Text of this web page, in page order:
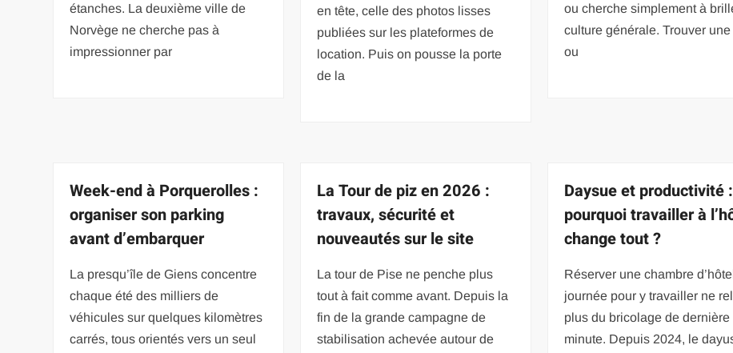
étanches. La deuxième ville de
Norvège ne cherche pas à
impressionner par
en tête, celle des photos lisses
publiées sur les plateformes de
location. Puis on pousse la porte
de la
ou cherche simplement à
culture générale. Trouver
ou
Week-end à Porquerolles :
organiser son parking
avant d’embarquer
La presqu’île de Giens concentre
chaque été des milliers de
véhicules sur quelques kilomètres
carrés, tous orientés vers un seul
La Tour de piz en 2026 :
travaux, sécurité et
nouveautés sur le site
La tour de Pise ne penche plus
tout à fait comme avant. Depuis la
fin de la grande campagne de
stabilisation achevée autour de
Daysue et productivité :
pourquoi travailler à
change tout ?
Réserver une chambre
journée pour y travailler ne
plus du bricolage de dernière
minute. Depuis 2024, le